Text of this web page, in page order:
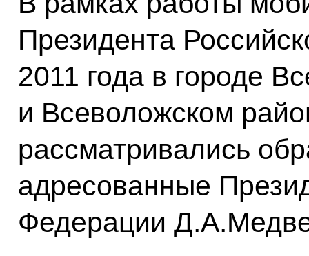
Президента
2011 года в городе
и Всеволожском
рассматривались
адресованные
Федерации